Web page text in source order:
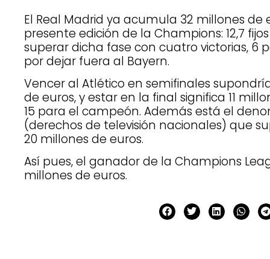
El Real Madrid ya acumula 32 millones de
presente edición de la Champions: 12,7
superar dicha fase con cuatro victorias, 6
por dejar fuera al Bayern.
Vencer al Atlético en semifinales
de euros, y estar en la final significa 11
15 para el campeón. Además está el
(derechos de televisión nacionales) que
20 millones de euros.
Así pues, el ganador de la Champions
millones de euros.